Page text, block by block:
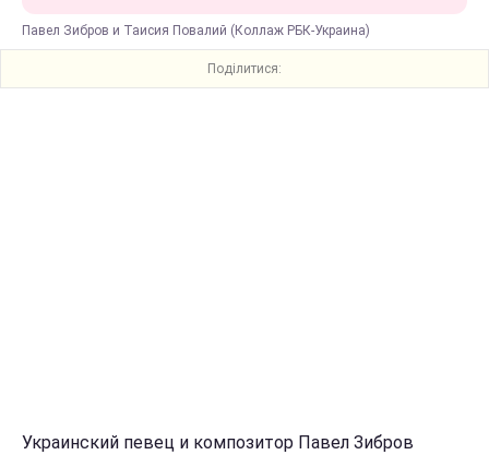
Павел Зибров и Таисия Повалий (Коллаж РБК-Украина)
Поділитися:
Украинский певец и композитор Павел Зибров